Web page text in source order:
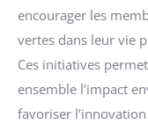
encourager les
vertes dans leur vie
Ces initiatives
ensemble l’impact
favoriser